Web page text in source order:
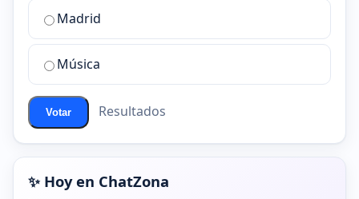
chat
ChatZona?
Madrid
Música
Votar Resultados
✨ Hoy en ChatZona